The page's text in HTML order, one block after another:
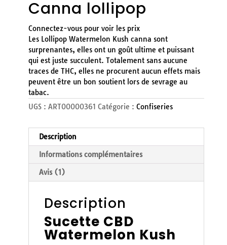
Canna lollipop
Connectez-vous pour voir les prix
Les Lollipop Watermelon Kush canna sont
surprenantes, elles ont un goût ultime et puissant
qui est juste succulent. Totalement sans aucune
traces de THC, elles ne procurent aucun effets mais
peuvent être un bon soutient lors de sevrage au
tabac.
UGS : ART00000361 Catégorie : Confiseries
Description
Informations complémentaires
Avis (1)
Description
Sucette CBD
Watermelon Kush